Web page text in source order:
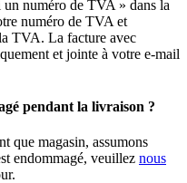
numéro de TVA » dans la
numéro de TVA et
TVA. La facture avec
et jointe à votre e-mail
pendant la livraison ?
que magasin, assumons
endommagé, veuillez nous